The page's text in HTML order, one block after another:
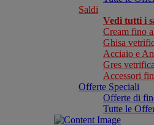
Saldi
Vedi tutti i
Cream fino
Ghisa
Acciaio e
Gres
Accessori
Offerte Speciali
Offerte di
Tutte le